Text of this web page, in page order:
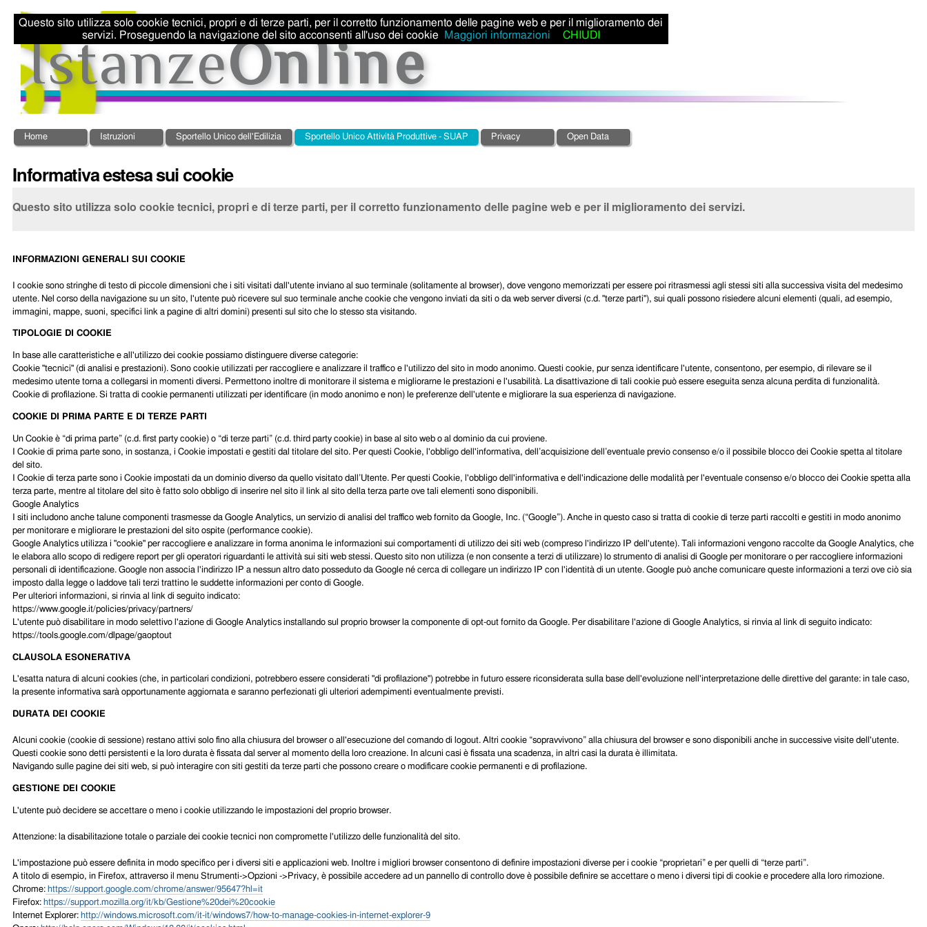
ai
contenuti.
Salta
alla
navigazione
personali
Sezioni
Home Istruzioni Sportello Unico dell'Edilizia Sportello Unico Attività Produttive - SUAP Privacy Open Data
Informativa estesa sui cookie
Questo sito utilizza solo cookie tecnici, propri e di terze parti, per il corretto funzionamento delle pagine web e per il miglioramento dei servizi.
INFORMAZIONI GENERALI SUI COOKIE
I cookie sono stringhe di testo di piccole dimensioni che i siti visitati dall'utente inviano al suo terminale (solitamente al browser), dove vengono memorizzati per essere poi ritrasmessi agli stessi siti alla successiva visita del medesimo
utente. Nel corso della navigazione su un sito, l'utente può ricevere sul suo terminale anche cookie che vengono inviati da siti o da web server diversi (c.d. "terze parti"), sui quali possono risiedere alcuni elementi (quali, ad esempio,
immagini, mappe, suoni, specifici link a pagine di altri domini) presenti sul sito che lo stesso sta visitando.
TIPOLOGIE DI COOKIE
In base alle caratteristiche e all'utilizzo dei cookie possiamo distinguere diverse categorie:
Cookie "tecnici" (di analisi e prestazioni). Sono cookie utilizzati per raccogliere e analizzare il traffico e l'utilizzo del sito in modo anonimo. Questi cookie, pur senza identificare l'utente, consentono, per esempio, di rilevare se il
medesimo utente torna a collegarsi in momenti diversi. Permettono inoltre di monitorare il sistema e migliorarne le prestazioni e l'usabilità. La disattivazione di tali cookie può essere eseguita senza alcuna perdita di funzionalità.
Cookie di profilazione. Si tratta di cookie permanenti utilizzati per identificare (in modo anonimo e non) le preferenze dell'utente e migliorare la sua esperienza di navigazione.
COOKIE DI PRIMA PARTE E DI TERZE PARTI
Un Cookie è “di prima parte” (c.d. first party cookie) o “di terze parti” (c.d. third party cookie) in base al sito web o al dominio da cui proviene.
I Cookie di prima parte sono, in sostanza, i Cookie impostati e gestiti dal titolare del sito. Per questi Cookie, l'obbligo dell'informativa, dell’acquisizione dell’eventuale previo consenso e/o il possibile blocco dei Cookie spetta al titolare
del sito.
I Cookie di terza parte sono i Cookie impostati da un dominio diverso da quello visitato dall’Utente. Per questi Cookie, l'obbligo dell'informativa e dell'indicazione delle modalità per l'eventuale consenso e/o blocco dei Cookie spetta alla
terza parte, mentre al titolare del sito è fatto solo obbligo di inserire nel sito il link al sito della terza parte ove tali elementi sono disponibili.
Google Analytics
I siti includono anche talune componenti trasmesse da Google Analytics, un servizio di analisi del traffico web fornito da Google, Inc. (“Google”). Anche in questo caso si tratta di cookie di terze parti raccolti e gestiti in modo anonimo
per monitorare e migliorare le prestazioni del sito ospite (performance cookie).
Google Analytics utilizza i "cookie" per raccogliere e analizzare in forma anonima le informazioni sui comportamenti di utilizzo dei siti web (compreso l'indirizzo IP dell'utente). Tali informazioni vengono raccolte da Google Analytics, che
le elabora allo scopo di redigere report per gli operatori riguardanti le attività sui siti web stessi. Questo sito non utilizza (e non consente a terzi di utilizzare) lo strumento di analisi di Google per monitorare o per raccogliere informazioni
personali di identificazione. Google non associa l'indirizzo IP a nessun altro dato posseduto da Google né cerca di collegare un indirizzo IP con l'identità di un utente. Google può anche comunicare queste informazioni a terzi ove ciò sia
imposto dalla legge o laddove tali terzi trattino le suddette informazioni per conto di Google.
Per ulteriori informazioni, si rinvia al link di seguito indicato:
https://www.google.it/policies/privacy/partners/
L'utente può disabilitare in modo selettivo l'azione di Google Analytics installando sul proprio browser la componente di opt-out fornito da Google. Per disabilitare l'azione di Google Analytics, si rinvia al link di seguito indicato:
https://tools.google.com/dlpage/gaoptout
CLAUSOLA ESONERATIVA
L'esatta natura di alcuni cookies (che, in particolari condizioni, potrebbero essere considerati "di profilazione") potrebbe in futuro essere riconsiderata sulla base dell'evoluzione nell'interpretazione delle direttive del garante: in tale caso,
la presente informativa sarà opportunamente aggiornata e saranno perfezionati gli ulteriori adempimenti eventualmente previsti.
DURATA DEI COOKIE
Alcuni cookie (cookie di sessione) restano attivi solo fino alla chiusura del browser o all'esecuzione del comando di logout. Altri cookie “sopravvivono” alla chiusura del browser e sono disponibili anche in successive visite dell'utente.
Questi cookie sono detti persistenti e la loro durata è fissata dal server al momento della loro creazione. In alcuni casi è fissata una scadenza, in altri casi la durata è illimitata.
Navigando sulle pagine dei siti web, si può interagire con siti gestiti da terze parti che possono creare o modificare cookie permanenti e di profilazione.
GESTIONE DEI COOKIE
L'utente può decidere se accettare o meno i cookie utilizzando le impostazioni del proprio browser.
Attenzione: la disabilitazione totale o parziale dei cookie tecnici non compromette l'utilizzo delle funzionalità del sito.
L'impostazione può essere definita in modo specifico per i diversi siti e applicazioni web. Inoltre i migliori browser consentono di definire impostazioni diverse per i cookie “proprietari” e per quelli di “terze parti”.
A titolo di esempio, in Firefox, attraverso il menu Strumenti->Opzioni ->Privacy, è possibile accedere ad un pannello di controllo dove è possibile definire se accettare o meno i diversi tipi di cookie e procedere alla loro rimozione.
Chrome: https://support.google.com/chrome/answer/95647?hl=it
Firefox: https://support.mozilla.org/it/kb/Gestione%20dei%20cookie
Internet Explorer: http://windows.microsoft.com/it-it/windows7/how-to-manage-cookies-in-internet-explorer-9
Questo sito utilizza solo cookie tecnici, propri e di terze parti, per il corretto funzionamento delle pagine web e per il miglioramento dei
servizi. Proseguendo la navigazione del sito acconsenti all'uso dei cookie
Maggiori informazioni CHIUDI